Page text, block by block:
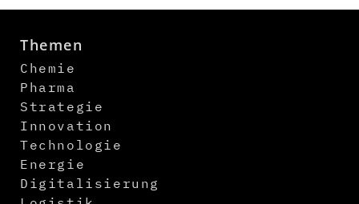
Themen
Chemie
Pharma
Strategie
Innovation
Technologie
Energie
Digitalisierung